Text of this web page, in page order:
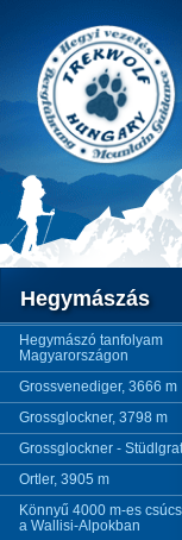
Hegymászás
Hegymászó tanfolyam
Magyarországon
Grossvenediger, 3666 m
Grossglockner, 3798 m
Grossglockner - Stüdlgrat
Ortler, 3905 m
Könnyű 4000 m-es
a Wallisi-Alpokban